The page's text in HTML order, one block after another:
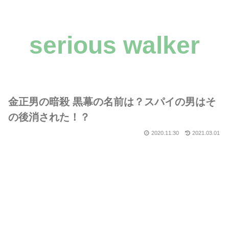
serious walker
金正男の暗殺 黒幕の名前は？スパイの男はそ
の後消された！？
2021.03.01
2020.11.30